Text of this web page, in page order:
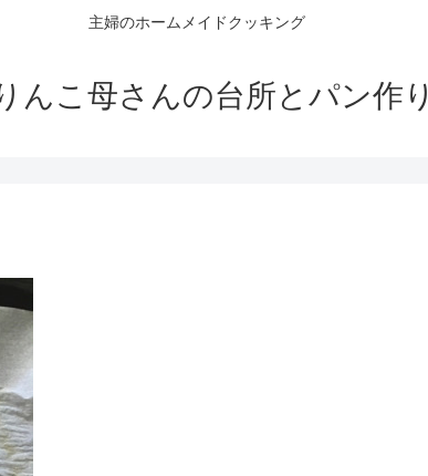
主婦のホームメイドクッキング
んこ母さんの台所とパン作り